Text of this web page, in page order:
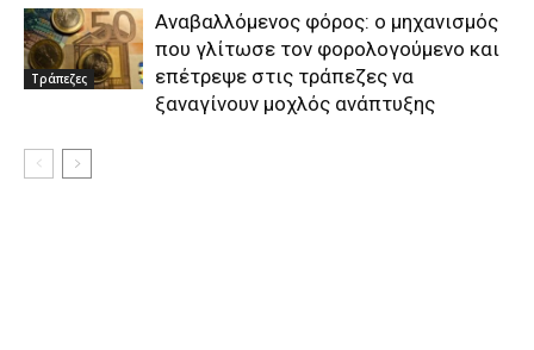
Τράπεζες
Αναβαλλόμενος φόρος: ο μηχανισμός
που γλίτωσε τον φορολογούμενο και
επέτρεψε στις τράπεζες να
ξαναγίνουν μοχλός ανάπτυξης